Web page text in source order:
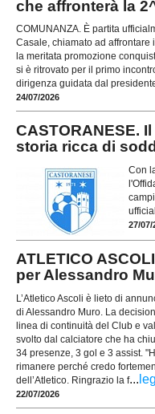
che affronterà la
COMUNANZA. È partita
Casale, chiamato ad
la meritata promozione
si è ritrovato per il primo
dirigenza guidata dal
24/07/2026
CASTORANESE.
storia ricca di
Con
27/07/
ATLETICO
per Alessandro
L’Atletico Ascoli è lieto di
di Alessandro Muro. La
linea di continuità del Club e
svolto dal calciatore che ha
34 presenze, 3 gol e 3 assist.
rimanere perché credo
dell’Atletico. Ringrazio la f...
22/07/2026